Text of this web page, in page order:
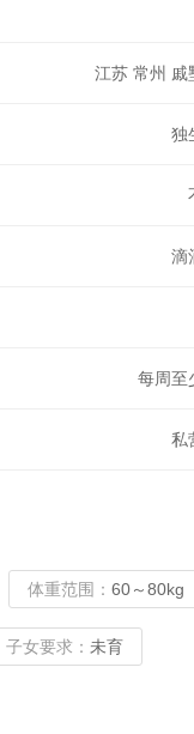
江苏 常州 戚
独
滴
每周至
私
体重范围： 60～80kg
子女要求： 未育